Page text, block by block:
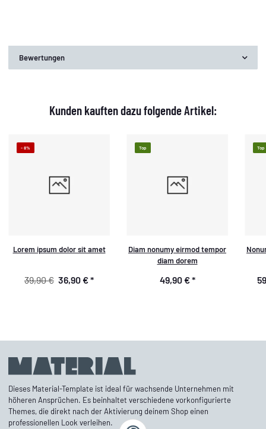
Bewertungen
Kunden kauften dazu folgende Artikel:
- 8%
Lorem ipsum dolor sit amet
39,90 € 36,90 €*
Top
Diam nonumy eirmod tempor
diam dorem
49,90 €*
Top
Dieses Material-Template ist ideal für wachsende Unternehmen mit
höheren Ansprüchen. Es beinhaltet verschiedene vorkonfigurierte
Themes, die direkt nach der Aktivierung deinem Shop einen
professionellen Look verleihen.